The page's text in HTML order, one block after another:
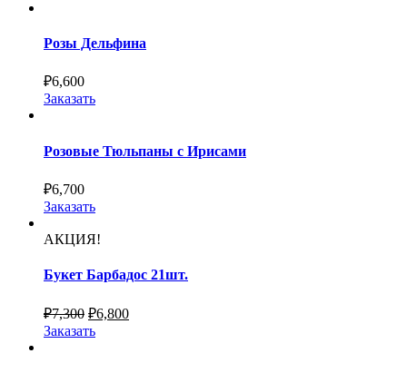
Розы Дельфина
₽6,600
Заказать
Розовые Тюльпаны с Ирисами
₽6,700
Заказать
АКЦИЯ!
Букет Барбадос 21шт.
₽7,300 ₽6,800
Заказать